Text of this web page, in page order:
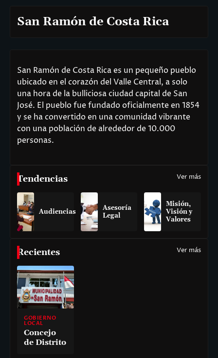
San Ramón de Costa Rica
San Ramón de Costa Rica es un pequeño pueblo
ubicado en el corazón del Valle Central, a solo
una hora de la bulliciosa ciudad capital de San
José. El pueblo fue fundado oficialmente en 1854
y se ha convertido en una comunidad vibrante
con una población de alrededor de 10.000
personas.
Tendencias Ver más
Audiencias
Asesoría
Legal
Misión,
Visión y
Valores
Recientes Ver más
GOBIERNO
LOCAL
Concejo
de Distrito